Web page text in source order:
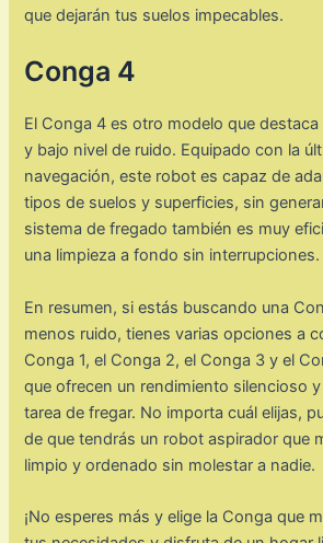
que dejarán tus suelos impecables.
Conga 4
El Conga 4 es otro modelo que
y bajo nivel de ruido. Equipado con la
navegación, este robot es capaz de
tipos de suelos y superficies, sin
sistema de fregado también es muy
una limpieza a fondo sin interrupciones.
En resumen, si estás buscando una
menos ruido, tienes varias opciones a
Conga 1, el Conga 2, el Conga 3 y el
que ofrecen un rendimiento silencioso
tarea de fregar. No importa cuál elijas,
de que tendrás un robot aspirador que
limpio y ordenado sin molestar a nadie.
¡No esperes más y elige la Conga que